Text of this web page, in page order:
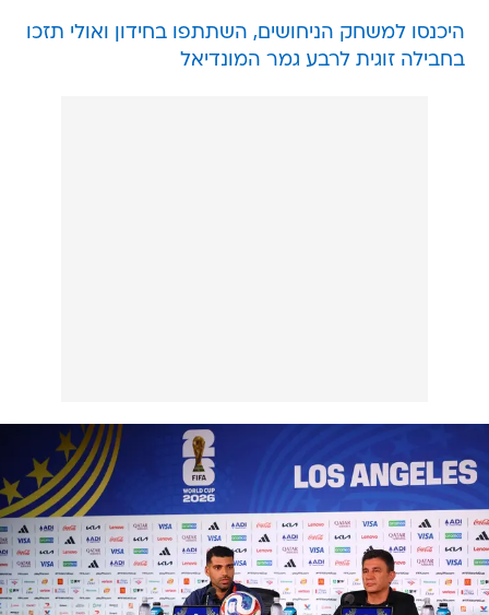
היכנסו למשחק הניחושים, השתתפו בחידון ואולי תזכו
בחבילה זוגית לרבע גמר המונדיאל